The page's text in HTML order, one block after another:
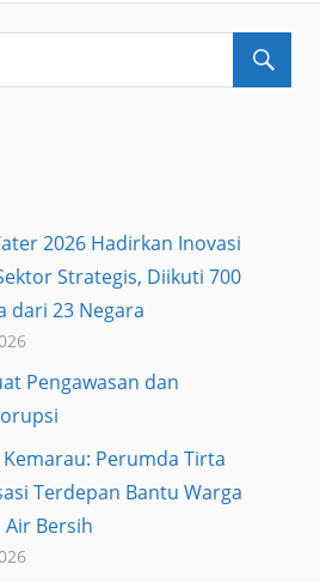
2026 Hadirkan Inovasi
Strategis, Diikuti 700
dari 23 Negara
Pengawasan dan
Perumda Tirta
Terdepan Bantu Warga
Air Bersih